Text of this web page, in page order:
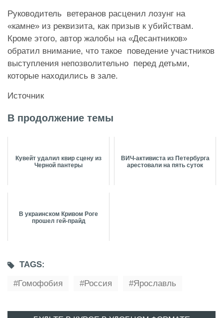
Руководитель ветеранов расценил лозунг на
«камне» из реквизита, как призыв к убийствам.
Кроме этого, автор жалобы на «Десантников»
обратил внимание, что такое поведение участников
выступления непозволительно перед детьми,
которые находились в зале.
Источник
В продолжение темы
Кувейт удалил квир сцену из
Черной пантеры
ВИЧ-активиста из Петербурга
арестовали на пять суток
В украинском Кривом Роге
прошел гей-прайд
TAGS:
Гомофобия
Россия Ярославль